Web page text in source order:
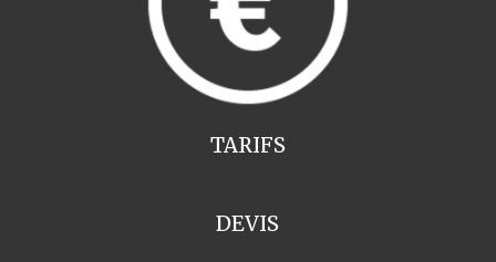
TARIFS
DEVIS